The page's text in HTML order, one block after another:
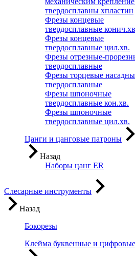
твердосплавны хпластин
Фрезы концевые
твердосплавные
Фрезы концевые
твердосплавные цил.хв.
Фрезы отрезные-
твердосплавные
Фрезы торцевые
твердосплавные
Фрезы шпоночные
твердосплавные кон.хв.
Фрезы шпоночные
твердосплавные цил.хв.
Цанги и цанговые патроны
Назад
Наборы цанг ER
Слесарные инструменты
Назад
Бокорезы
Клейма буквенные и цифровые